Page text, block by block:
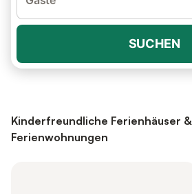
SUCHEN
Kinderfreundliche Ferienhäuser &
Ferienwohnungen